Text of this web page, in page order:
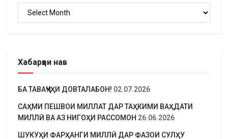
Хабарҳои нав
БА ТАВАҶҶУҲИ ДОВТАЛАБОН! 02.07.2026
САҲМИ ПЕШВОИ МИЛЛАТ ДАР ТАҲКИМИ ВАҲДАТИ
МИЛЛӢ ВА АЗ НИГОҲИ РАССОМОН 26.06.2026
ШУКУҲИ ФАРҲАНГИ МИЛЛӢ ДАР ФАЗОИ СУЛҲУ